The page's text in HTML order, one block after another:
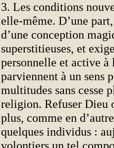
3. Les conditions
elle-même. D’une
d’une conception
superstitieuses, et
personnelle et active
parviennent à un sens
multitudes sans cesse
religion. Refuser Dieu
plus, comme en
quelques individus :
volontiers un tel